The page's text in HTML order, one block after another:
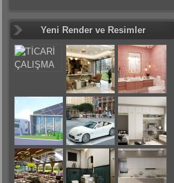
Yeni Render ve Resimler